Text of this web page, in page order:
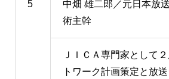
5
中畑 雄二郎／元日本放
術主幹
ＪＩＣＡ専門家として
トワーク計画策定と放